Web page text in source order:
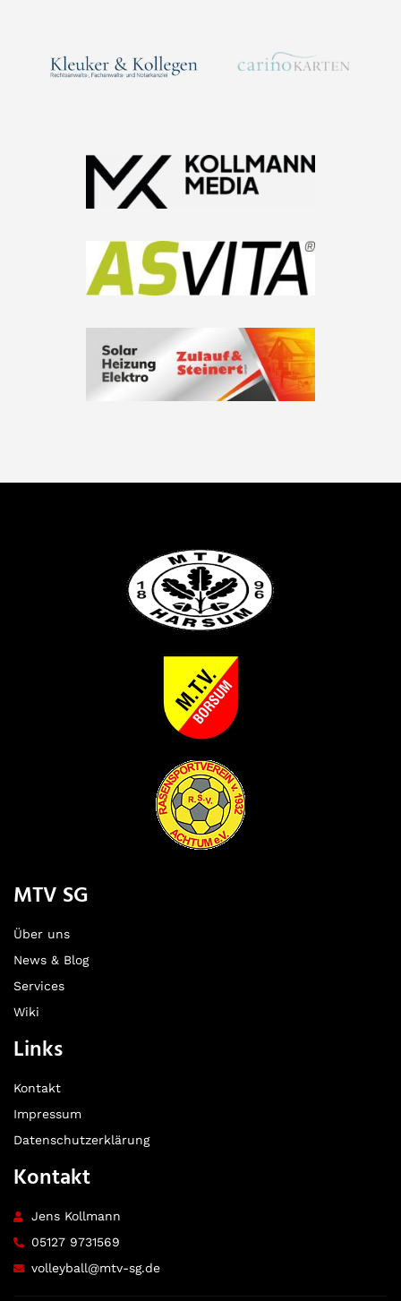
MTV SG
Über uns
News & Blog
Services
Wiki
Links
Kontakt
Impressum
Datenschutzerklärung
Kontakt
Jens Kollmann
05127 9731569
volleyball@mtv-sg.de